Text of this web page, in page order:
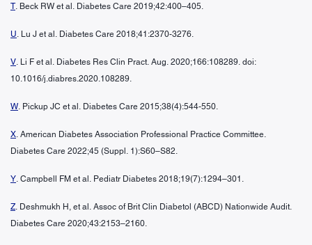
T. Beck RW et al. Diabetes Care 2019;42:400–405.
U. Lu J et al. Diabetes Care 2018;41:2370-3276.
V. Li F et al. Diabetes Res Clin Pract. Aug. 2020;166:108289. doi:
10.1016/j.diabres.2020.108289.
W. Pickup JC et al. Diabetes Care 2015;38(4):544-550.
X. American Diabetes Association Professional Practice Committee.
Diabetes Care 2022;45 (Suppl. 1):S60–S82.
Y. Campbell FM et al. Pediatr Diabetes 2018;19(7):1294–301.
Z. Deshmukh H, et al. Assoc of Brit Clin Diabetol (ABCD) Nationwide Audit.
Diabetes Care 2020;43:2153–2160.